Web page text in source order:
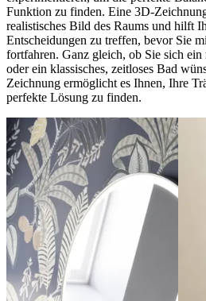
Funktion zu finden. Eine 3D-
realistisches Bild des Raums und hilft
Entscheidungen zu treffen, bevor Sie
fortfahren. Ganz gleich, ob Sie sich ein
oder ein klassisches, zeitloses Bad
Zeichnung ermöglicht es Ihnen, Ihre
perfekte Lösung zu finden.